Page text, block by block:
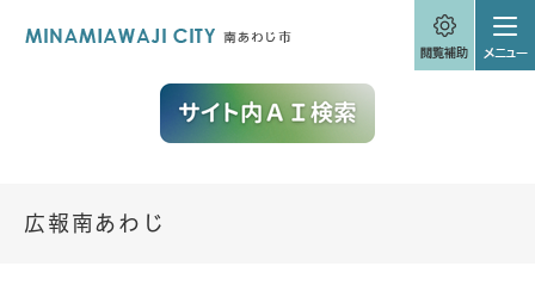
広報南あわじ